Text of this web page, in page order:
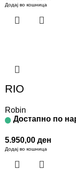
Додај во кошница
RIO
Robin
Достапно по
5.950,00 ден
Додај во кошница